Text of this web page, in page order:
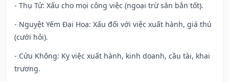
- Thụ Tử: Xấu cho mọi công việc (ngoại trừ săn bắn tốt).
- Nguyệt Yếm Đại Hoạ: Xấu đối với việc xuất hành, giá thú
(cưới hỏi).
- Cửu Không: Kỵ việc xuất hành, kinh doanh, cầu tài, khai
trương.